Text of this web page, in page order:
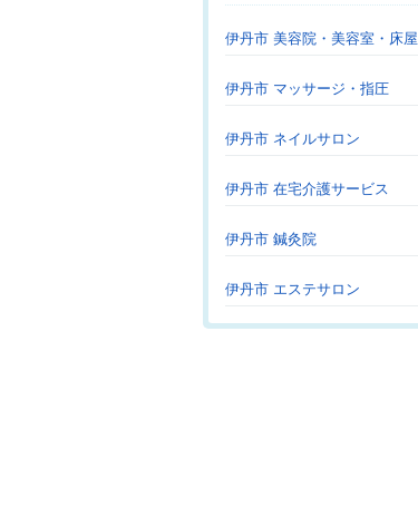
伊丹市 美容院・美容室・床屋
伊丹市 マッサージ・指圧
伊丹市 ネイルサロン
伊丹市 在宅介護サービス
伊丹市 鍼灸院
伊丹市 エステサロン